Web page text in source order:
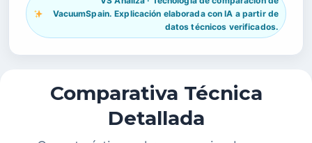
VacuumSpain. Explicación elaborada con IA a partir de
datos técnicos verificados.
Comparativa Técnica
Detallada